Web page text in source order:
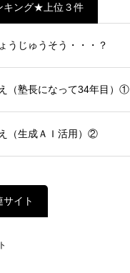
キング★上位３件
うじゅうそう・・・？
（塾長になって34年目）①
（生成ＡＩ活用）②
イト